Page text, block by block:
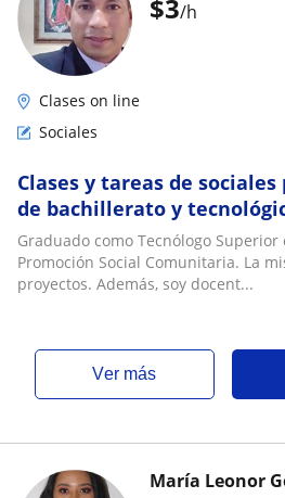
$3/h
Clases on line
Sociales
Clases y tareas de
de bachillerato y
acompañamiento y tareas
Graduado como Tecnólogo
Promoción Social Comunitaria. La
proyectos. Además, soy docent...
ver más
María Leonor